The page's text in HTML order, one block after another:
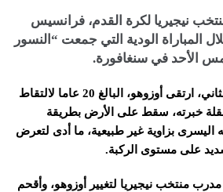
نيجيريا لكرة القدم، فرانسيس
المباراة الودية التي جمعت “النسور
أمس الأحد في سنغافورة.
وخلال مجريات الشوط الثاني، ارتقى أوزوهو، البالغ 20 عاما لالتقاط
خبرته، سقط على الأرض بطريقة
بزاوية غير طبيعية، ما أدى لتعرض
على مستوى الركبة.
منتخب نيجيريا لتغيير أوزوهو، وأقحم